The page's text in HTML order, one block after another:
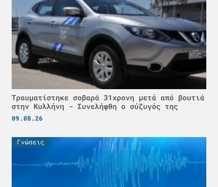
Τραυματίστηκε σοβαρά 31χρονη μετά από βουτιά
στην Κυλλήνη - Συνελήφθη ο σύζυγός της
09.08.26
Γνώσεις